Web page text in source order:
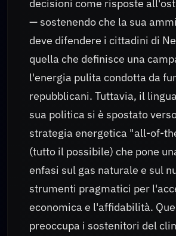
decisioni come risposte
— sostenendo che la sua
deve difendere i cittadini di
quella che definisce una
l'energia pulita condotta da
repubblicani. Tuttavia, il
sua politica si è spostato
strategia energetica "all-of-
(tutto il possibile) che pone
enfasi sul gas naturale e sul
strumenti pragmatici per
economica e l'affidabilità.
preoccupa i sostenitori del